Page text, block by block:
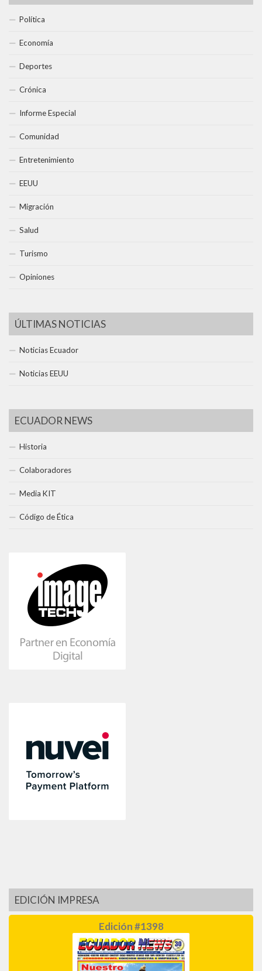
Política
Economía
Deportes
Crónica
Informe Especial
Comunidad
Entretenimiento
EEUU
Migración
Salud
Turismo
Opiniones
ÚLTIMAS NOTICIAS
Noticias Ecuador
Noticias EEUU
ECUADOR NEWS
Historia
Colaboradores
Media KIT
Código de Ética
EDICIÓN IMPRESA
Edición #1398